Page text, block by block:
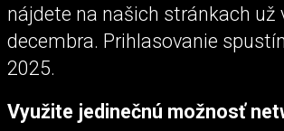
nájdete na našich stránkach už
decembra. Prihlasovanie
2025.
Využite jedinečnú možnosť